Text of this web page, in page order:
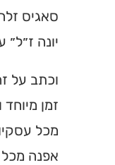
סאגיס
יונה ז״ל״
וכתב על
זמן
מכל
אפנה מכל